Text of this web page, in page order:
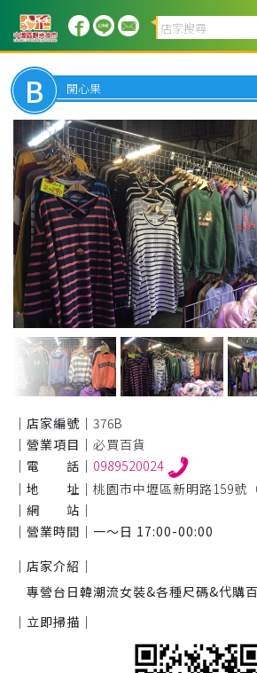
B 開心果
｜店家編號｜ 376B
｜營業項目｜ 必買百貨
｜電 話｜ 0989520024
｜地 址｜ 桃園市中壢區新明路159號
｜網 站｜
｜營業時間｜ 一～日 17:00-00:00
｜店家介紹｜
專營台日韓潮流女裝&各種尺碼&代購
｜立即掃描｜